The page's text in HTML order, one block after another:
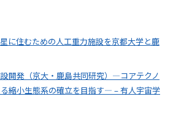
に住むための人工重力施設を京都大学と鹿
開発（京大・鹿島共同研究）―コアテクノ
縮小生態系の確立を目指す― – 有人宇宙学